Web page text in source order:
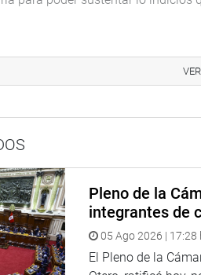
de ambulancias y camillas,
la pandemia, y caso
el caso de la no
cometidos en el
impositivas tributarias.
“corresponde realizar los
sume a la lucha contra la
Pleno de la
integrantes de
05 Ago 2026 | 17:28
El Pleno de la